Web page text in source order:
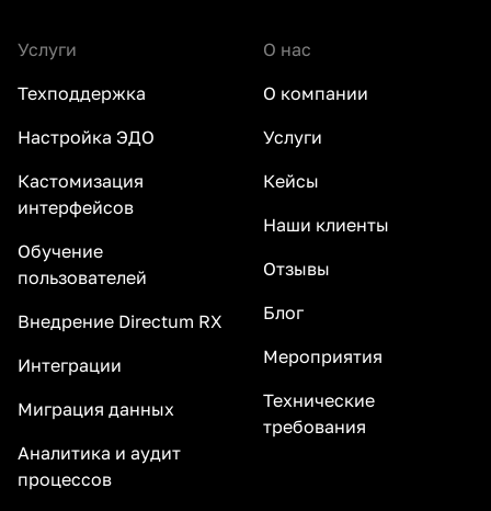
Услуги
Техподдержка
Настройка ЭДО
Кастомизация
интерфейсов
Обучение
пользователей
Внедрение Directum RX
Интеграции
Миграция данных
Аналитика и аудит
процессов
О нас
О компании
Услуги
Кейсы
Наши клиенты
Отзывы
Блог
Мероприятия
Технические
требования